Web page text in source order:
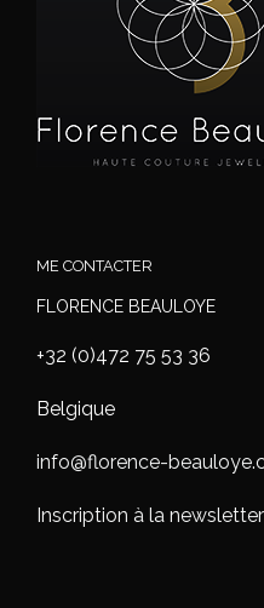
ME CONTACTER
FLORENCE BEAULOYE
+32 (0)472 75 53 36
Belgique
info@florence-
Inscription à la newsletter